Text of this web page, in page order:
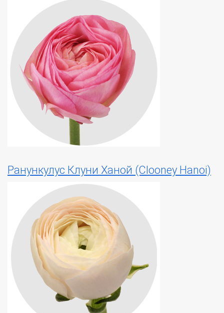
Ранункулус Клуни Ханой (Clooney Hanoi)